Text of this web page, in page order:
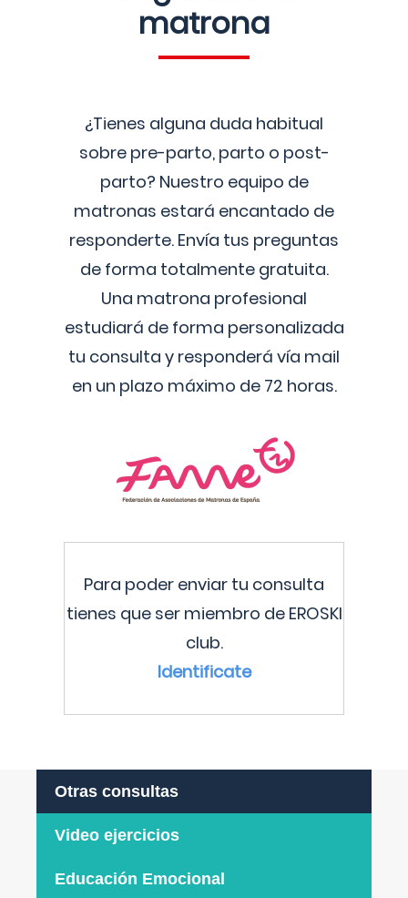
matrona
¿Tienes alguna duda habitual
sobre pre-parto, parto o post-
parto? Nuestro equipo de
matronas estará encantado de
responderte. Envía tus preguntas
de forma totalmente gratuita.
Una matrona profesional
estudiará de forma personalizada
tu consulta y responderá vía mail
en un plazo máximo de 72 horas.
Para poder enviar tu consulta
tienes que ser miembro de EROSKI
club.
Identificate
Otras consultas
Video ejercicios
Educación Emocional